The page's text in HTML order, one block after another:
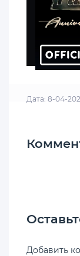
Дата: 8-04-
Добавить